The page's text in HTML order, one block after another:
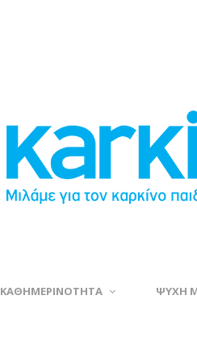
ΚΑΘΗΜΕΡΙΝΟΤΗΤΑ ΨΥΧΗ